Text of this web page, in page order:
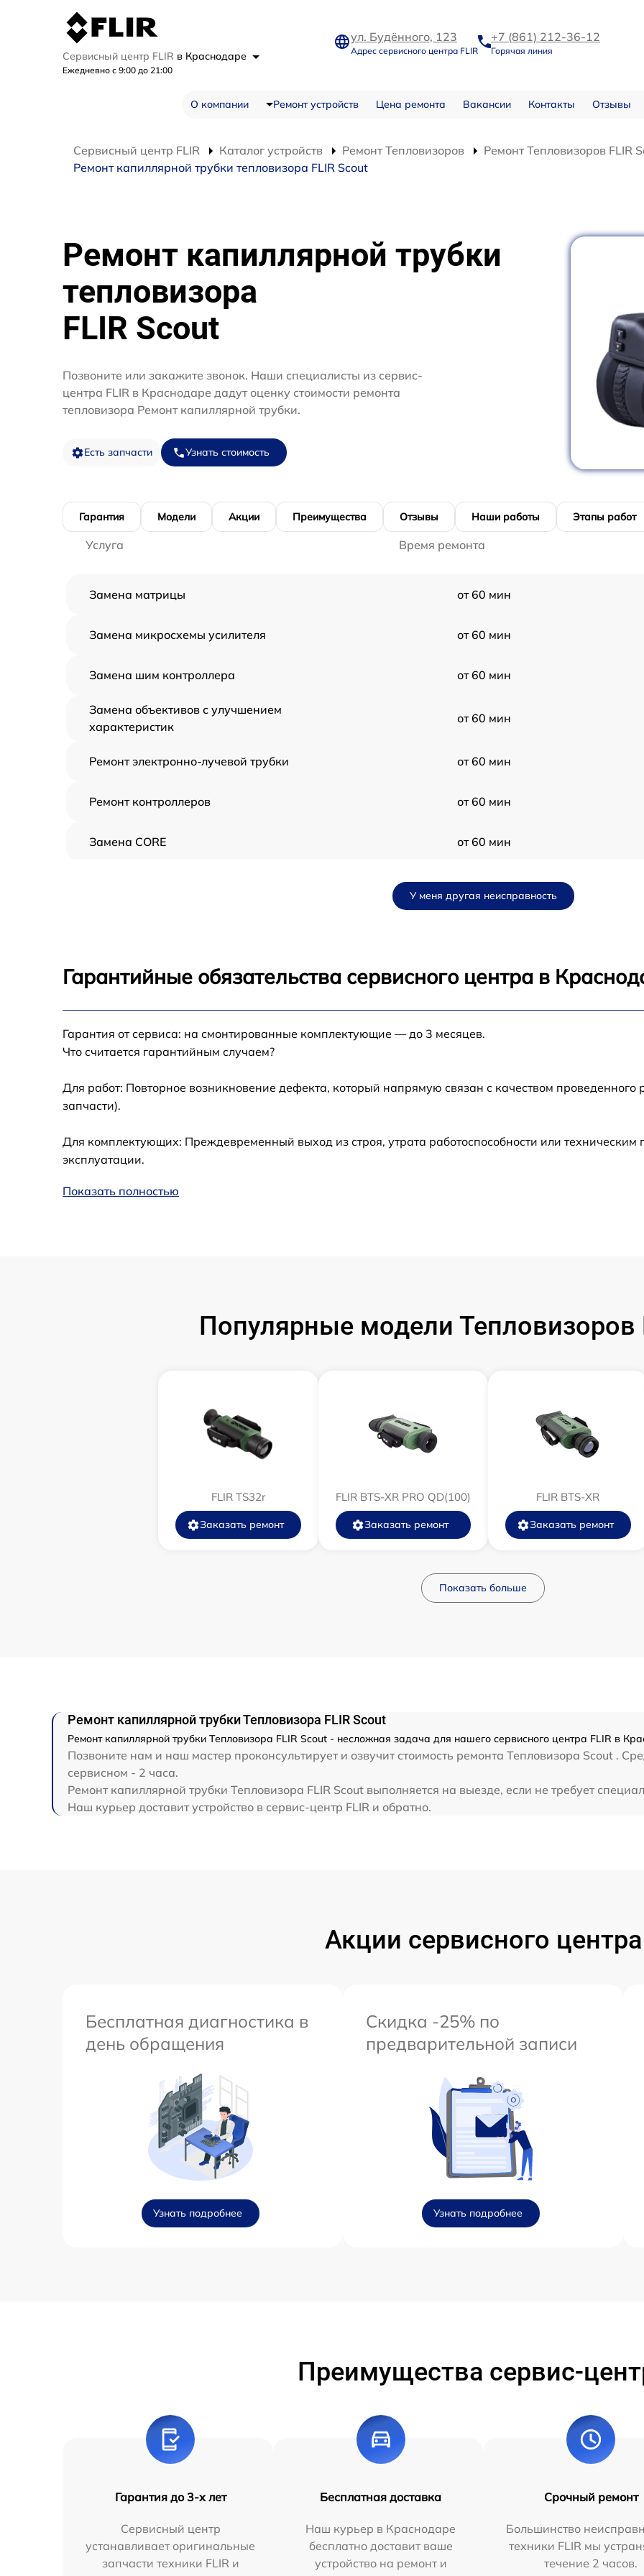
Сервисный центр FLIR в Краснодаре
Ежедневно с 9:00 до 21:00
ул. Будённого, 123
Адрес сервисного центра FLIR
+7 (861) 212-36-12
Горячая линия
О компании Ремонт устройств Цена ремонта Вакансии Контакты Отзывы
Сервисный центр FLIR Каталог устройств Ремонт Тепловизоров
Ремонт Тепловизоров FLIR
Ремонт капиллярной трубки тепловизора FLIR Scout
Ремонт капиллярной трубки
тепловизора
FLIR Scout
Позвоните или закажите звонок. Наши специалисты из сервис-
центра FLIR в Краснодаре дадут оценку стоимости ремонта
тепловизора Ремонт капиллярной трубки.
Есть запчасти Узнать стоимость
Гарантия Модели Акции Преимущества Отзывы Наши работы Этапы работ
Услуга Время ремонта
Замена матрицы от 60 мин
Замена микросхемы усилителя от 60 мин
Замена шим контроллера от 60 мин
Замена объективов с улучшением
характеристик
от 60 мин
Ремонт электронно-лучевой трубки от 60 мин
Ремонт контроллеров от 60 мин
Замена CORE от 60 мин
от 60 мин
Ремонт встроенного дальнометра и
других устройств
Замена микросхемы логики от 60 мин
Ремонт цепи питания
от 60 мин
Прошивка (Обновление ПО)
Ремонт платы управления
Восстановление после попадания влаги от 60 мин
от 60 мин
от 60 мин
У меня другая неисправность
Гарантийные обязательства сервисного центра в
Гарантия от сервиса: на смонтированные комплектующие — до 3 месяцев.
Что считается гарантийным случаем?
Для работ: Повторное возникновение дефекта, который напрямую связан с качеством
запчасти).
Для комплектующих: Преждевременный выход из строя, утрата работоспособности или
эксплуатации.
Показать полностью
Популярные модели Тепловизоров
FLIR TS32r
Заказать ремонт
FLIR BTS-XR PRO QD(100)
Заказать ремонт
FLIR BTS-XR
Заказать ремонт
Показать больше
Ремонт капиллярной трубки Тепловизора FLIR Scout
Ремонт капиллярной трубки Тепловизора FLIR Scout - несложная задача для нашего сервисного центра FLIR в
Позвоните нам и наш мастер проконсультирует и озвучит стоимость ремонта Тепловизора Scout .
сервисном - 2 часа.
Ремонт капиллярной трубки Тепловизора FLIR Scout выполняется на выезде, если не требует
Наш курьер доставит устройство в сервис-центр FLIR и обратно.
Акции сервисного центра
Бесплатная диагностика в
день обращения
Узнать подробнее
Скидка -25% по
предварительной записи
Узнать подробнее
Преимущества сервис-
Гарантия до 3-х лет
Сервисный центр
устанавливает оригинальные
запчасти техники FLIR и
Бесплатная доставка
Наш курьер в Краснодаре
бесплатно доставит ваше
устройство на ремонт и
Срочный ремонт
Большинство
техники FLIR мы
течение 2 часов.